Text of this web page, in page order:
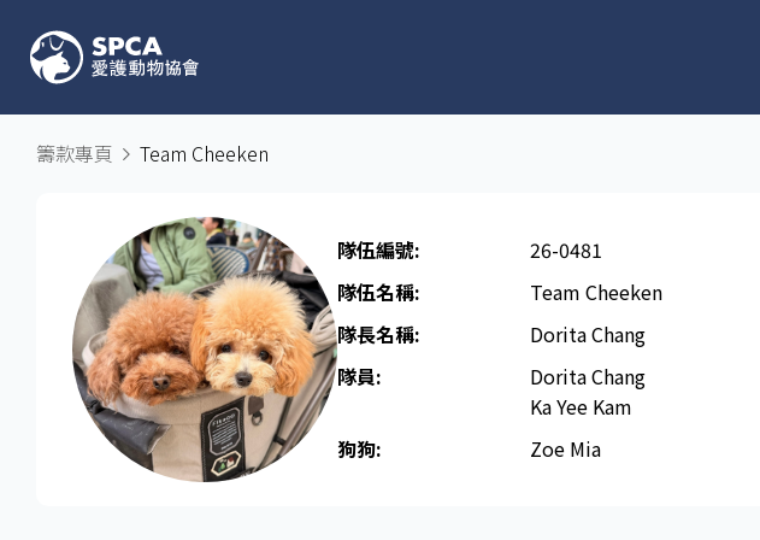
籌款專頁 Team Cheeken
隊伍編號:
26-0481
隊伍名稱:
Team Cheeken
隊長名稱​:
Dorita Chang
隊員:
Dorita Chang
Ka Yee Kam
狗狗:
Zoe Mia